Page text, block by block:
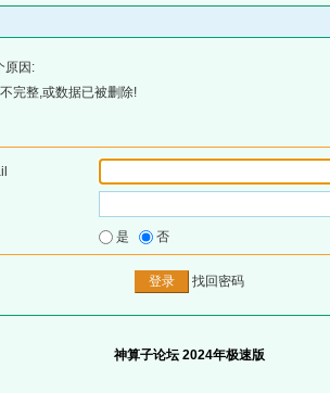
原因:
完整,或数据已被删除!
是 否
找回密码
神算子论坛 2024年极速版